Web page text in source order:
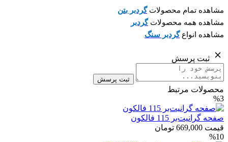
مشاهده تمام محصولاتگردبر بتن
مشاهده همه محصولات گردبر
مشاهده انواعگردبر سنگ
ثبت پرسش
ثبت پرسش
محصولات مرتبط
%3
صفحه گرانیت‌بر 115 فالکون
قیمت 669,000 تومان
%10